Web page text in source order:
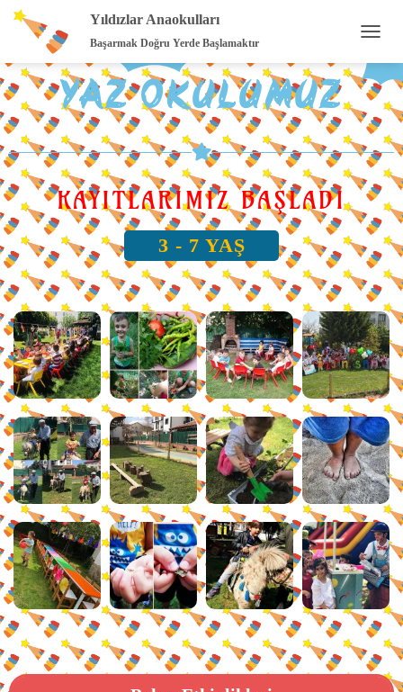
Yıldızlar Anaokulları
Başarmak Doğru Yerde Başlamaktır
E
N
Ü
Y
Ü
A
Ç
K
A
P
A
YAZ OKULUMUZ
KAYITLARIMIZ BAŞLADI
3 - 7 YAŞ